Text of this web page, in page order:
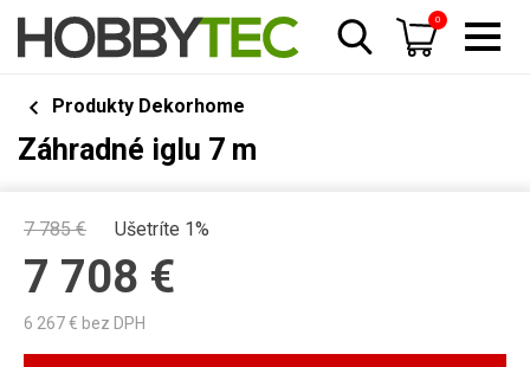
0
Produkty Dekorhome
Záhradné iglu 7 m
7 785€ Ušetríte 1%
7 708 €
6 267€ bez DPH